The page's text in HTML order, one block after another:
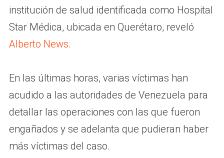
institución de salud identificada como Hospital
Star Médica, ubicada en Querétaro, reveló
Alberto News.
En las últimas horas, varias víctimas han
acudido a las autoridades de Venezuela para
detallar las operaciones con las que fueron
engañados y se adelanta que pudieran haber
más víctimas del caso.